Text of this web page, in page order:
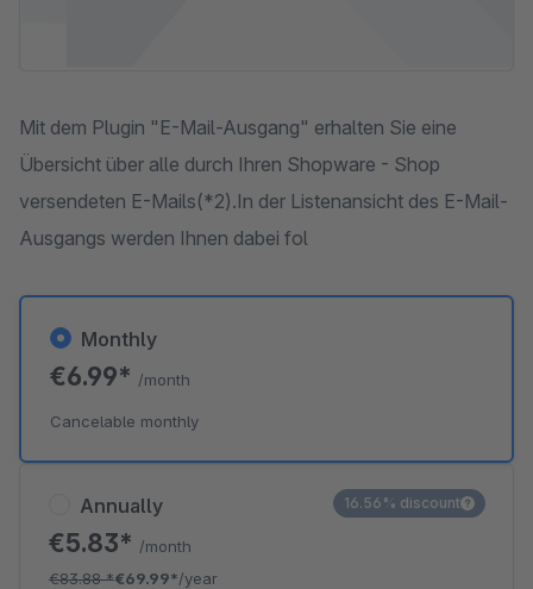
Mit dem Plugin "E-Mail-Ausgang" erhalten Sie eine
Übersicht über alle durch Ihren Shopware - Shop
versendeten E-Mails(*2).In der Listenansicht des E-Mail-
Ausgangs werden Ihnen dabei fol
Annually
€5.83* /month
€83.88*€69.99*/year
16.56% discount
Monthly
€6.99* /month
Cancelable monthly